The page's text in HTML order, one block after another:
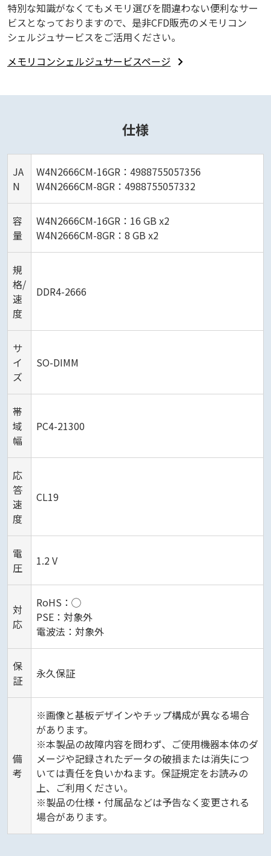
特別な知識がなくてもメモリ選びを間違わない便利なサー
ビスとなっておりますので、是非CFD販売のメモリコン
シェルジュサービスをご活用ください。
メモリコンシェルジュサービスページ
仕様
JA
N
W4N2666CM-16GR：4988755057356
W4N2666CM-8GR：4988755057332
容
量
W4N2666CM-16GR：16 GB x2
W4N2666CM-8GR：8 GB x2
規
格/
速
度
DDR4-2666
サ
イ
ズ
SO-DIMM
帯
域
幅
PC4-21300
応
答
速
度
CL19
電
圧
1.2 V
対
応
RoHS：◯
PSE：対象外
電波法：対象外
保
証
永久保証
備
考
※画像と基板デザインやチップ構成が異なる場合
があります。
※本製品の故障内容を問わず、ご使用機器本体のダ
メージや記録されたデータの破損または消失につ
いては責任を負いかねます。保証規定をお読みの
上、ご利用ください。
※製品の仕様・付属品などは予告なく変更される
場合があります。